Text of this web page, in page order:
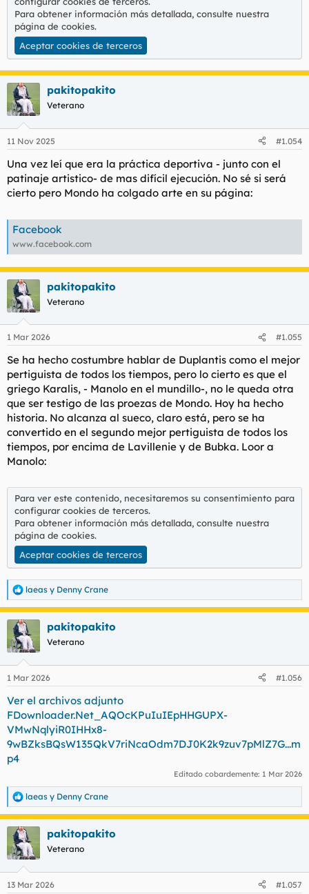
Para obtener información más detallada, consulte nuestra
página de cookies.
Aceptar cookies de terceros
pakitopakito
Veterano
11 Nov 2025 #1.054
Una vez leí que era la práctica deportiva - junto con el
patinaje artistico- de mas difícil ejecución. No sé si será
cierto pero Mondo ha colgado arte en su página:
Facebook
www.facebook.com
pakitopakito
Veterano
1 Mar 2026 #1.055
Se ha hecho costumbre hablar de Duplantis como el mejor
pertiguista de todos los tiempos, pero lo cierto es que el
griego Karalis, - Manolo en el mundillo-, no le queda otra
que ser testigo de las proezas de Mondo. Hoy ha hecho
historia. No alcanza al sueco, claro está, pero se ha
convertido en el segundo mejor pertiguista de todos los
tiempos, por encima de Lavillenie y de Bubka. Loor a
Manolo:
Para ver este contenido, necesitaremos su consentimiento para
configurar cookies de terceros.
Para obtener información más detallada, consulte nuestra
página de cookies.
Aceptar cookies de terceros
R
e
c
c
i
e
:
laeas y Denny Crane
pakitopakito
Veterano
1 Mar 2026 #1.056
Ver el archivos adjunto
FDownloader.Net_AQOcKPuIuIEpHHGUPX-
VMwNqlyiR0IHHx8-
9wBZksBQsW135QkV7riNcaOdm7DJ0K2k9zuv7pMlZ7G...m
p4
Editado cobardemente: 1 Mar 2026
R
e
c
c
i
e
laeas y Denny Crane
pakitopakito
Veterano
13 Mar 2026 #1.057